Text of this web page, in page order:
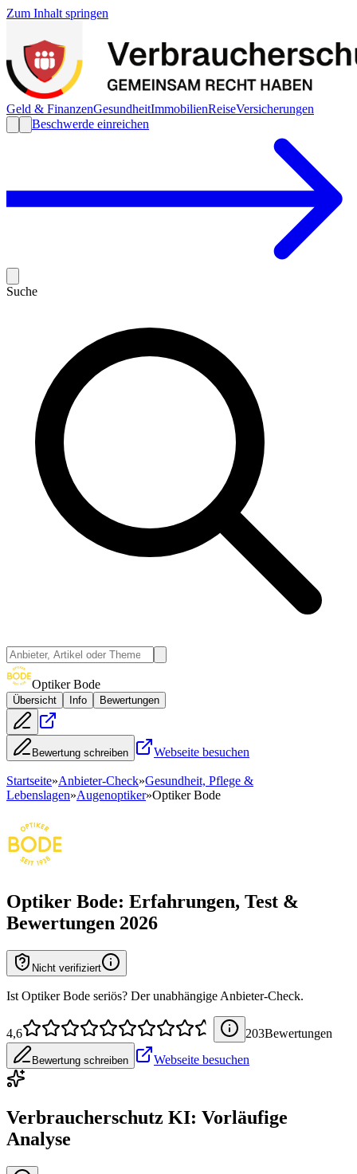
Zum Inhalt springen
Geld & FinanzenGesundheitImmobilienReiseVersicherungen
Beschwerde einreichen
Suche
Optiker Bode
Übersicht Info Bewertungen
Bewertung schreiben Webseite besuchen
Startseite»Anbieter-Check»Gesundheit, Pflege &
Lebenslagen»Augenoptiker»Optiker Bode
Optiker Bode: Erfahrungen, Test &
Bewertungen 2026
Nicht verifiziert
Ist Optiker Bode seriös? Der unabhängige Anbieter-Check.
4,6 203Bewertungen
Bewertung schreiben Webseite besuchen
Verbraucherschutz KI: Vorläufige
Analyse